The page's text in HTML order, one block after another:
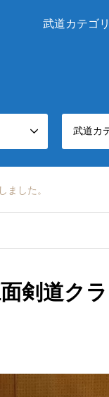
武道カテゴ
武道カ
ました。
剣道ク